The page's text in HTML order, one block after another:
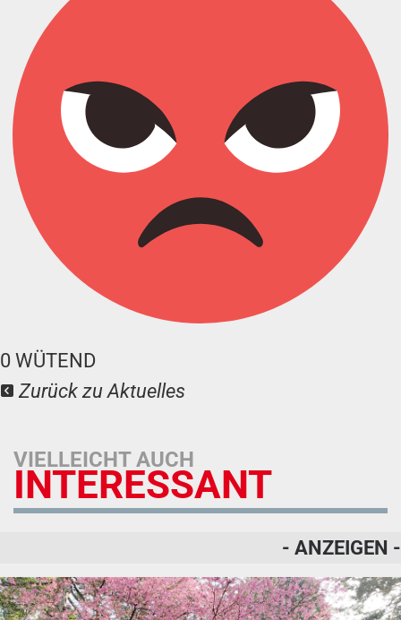
0 WÜTEND
Zurück zu Aktuelles
VIELLEICHT AUCH
INTERESSANT
- ANZEIGEN -